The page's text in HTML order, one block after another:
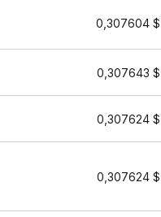
0,307604 $
0,307643 $
0,307624 $
0,307624 $